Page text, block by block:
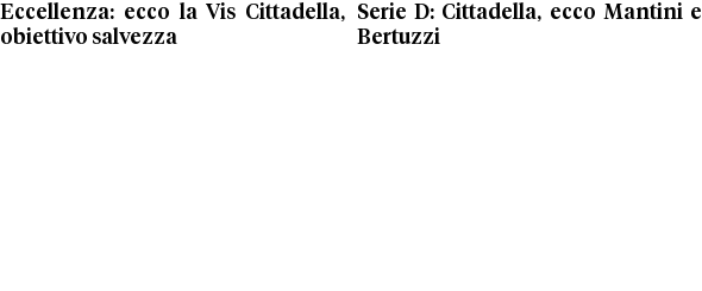
Eccellenza: ecco la Vis Cittadella,
obiettivo salvezza
Serie D: Cittadella, ecco Mantini e
Bertuzzi